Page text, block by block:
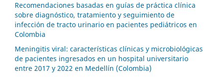
Recomendaciones basadas en guías de práctica clínica
sobre diagnóstico, tratamiento y seguimiento de
infección de tracto urinario en pacientes pediátricos en
Colombia
Meningitis viral: características clínicas y microbiológicas
de pacientes ingresados en un hospital universitario
entre 2017 y 2022 en Medellín (Colombia)